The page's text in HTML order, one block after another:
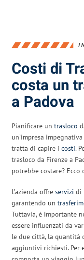
Costi di
costa un
a Padova
Pianificare un trasloco
un’impresa
tratta di capire i costi.
trasloco da Firenze a
potrebbe costare?
L’azienda offre servizi di
garantendo un
Tuttavia, è importante
essere influenzati da
le due città, la quantità
aggiuntivi richiesti. Per